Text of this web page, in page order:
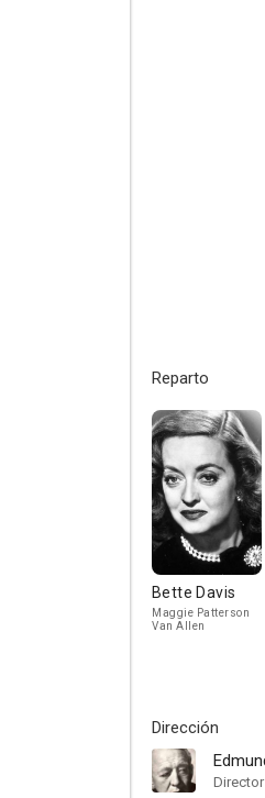
Reparto
Bette Davis
Maggie Patterson
Van Allen
Dirección
Director